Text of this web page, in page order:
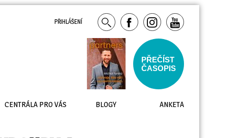
PŘIHLÁŠENÍ
PŘEČÍST
ČASOPIS
CENTRÁLA PRO VÁS BLOGY ANKETA